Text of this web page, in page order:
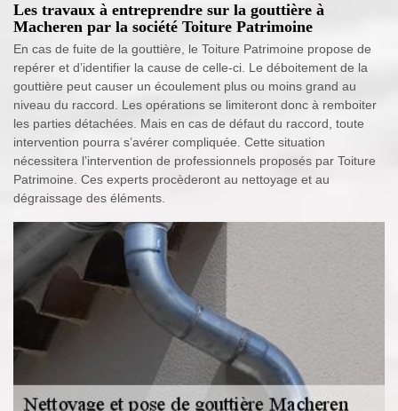
Les travaux à entreprendre sur la gouttière à
Macheren par la société Toiture Patrimoine
En cas de fuite de la gouttière, le Toiture Patrimoine propose de
repérer et d’identifier la cause de celle-ci. Le déboitement de la
gouttière peut causer un écoulement plus ou moins grand au
niveau du raccord. Les opérations se limiteront donc à remboiter
les parties détachées. Mais en cas de défaut du raccord, toute
intervention pourra s’avérer compliquée. Cette situation
nécessitera l’intervention de professionnels proposés par Toiture
Patrimoine. Ces experts procèderont au nettoyage et au
dégraissage des éléments.